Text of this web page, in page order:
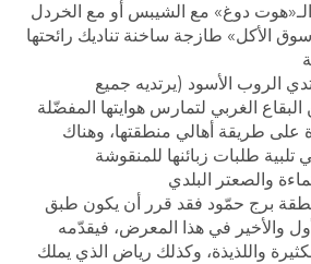
دوغ» مع الشيبس أو مع الخردل
الأكل» طازجة ساخنة تناديك رائحتها
الروب الأسود (يرتديه جميع
الغربي لتمارس هوايتها المفضّلة
على طريقة أهالي منطقتها، وهناك
طلبات زبائنها للمنقوشة
برج حمّود فقد قرر أن يكون طبق
والأخير في هذا المعرض، فيقدّمه
واللذيذة، وكذلك رياض الذي يملك